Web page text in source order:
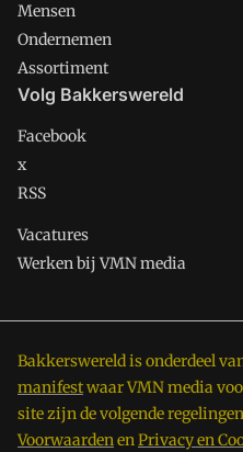
Mensen
Ondernemen
Assortiment
Volg Bakkerswereld
Facebook
x
RSS
Vacatures
Werken bij VMN media
Bakkerswereld is onderdeel
manifestwaar VMN media
site zijn de volgende
VoorwaardenenPrivacy en